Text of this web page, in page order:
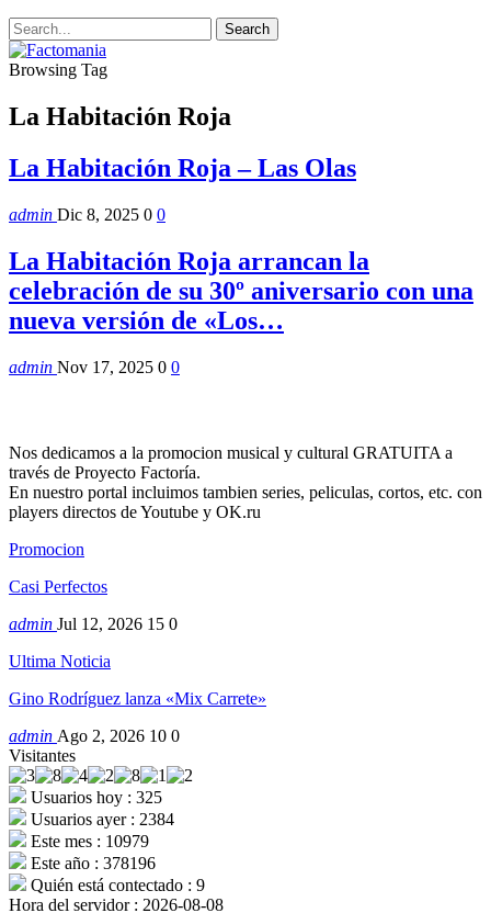
Browsing Tag
La Habitación Roja
La Habitación Roja – Las Olas
admin Dic 8, 2025 0 0
La Habitación Roja arrancan la
celebración de su 30º aniversario con una
nueva versión de «Los…
admin Nov 17, 2025 0 0
Nos dedicamos a la promocion musical y cultural GRATUITA a
través de Proyecto Factoría.
En nuestro portal incluimos tambien series, peliculas, cortos, etc. con
players directos de Youtube y OK.ru
Promocion
Casi Perfectos
admin Jul 12, 2026 15 0
Ultima Noticia
Gino Rodríguez lanza «Mix Carrete»
admin Ago 2, 2026 10 0
Visitantes
Usuarios hoy : 325
Usuarios ayer : 2384
Este mes : 10979
Este año : 378196
Quién está contectado : 9
Hora del servidor : 2026-08-08